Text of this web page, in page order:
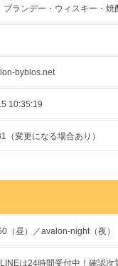
ブランデー・ウィスキー・焼
byblos.net
10:35:19
（変更になる場合あり）
（昼）／avalon-night（夜）
は24時間受付中！確認次